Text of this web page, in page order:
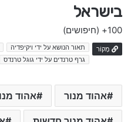
בישראל
100+ (חיפושים)
מָקוֹר תאור הנושא על ידי ויקיפדיה
גרף טרנדים על ידי גוגל טרנדס
אהוד מנור אהוד